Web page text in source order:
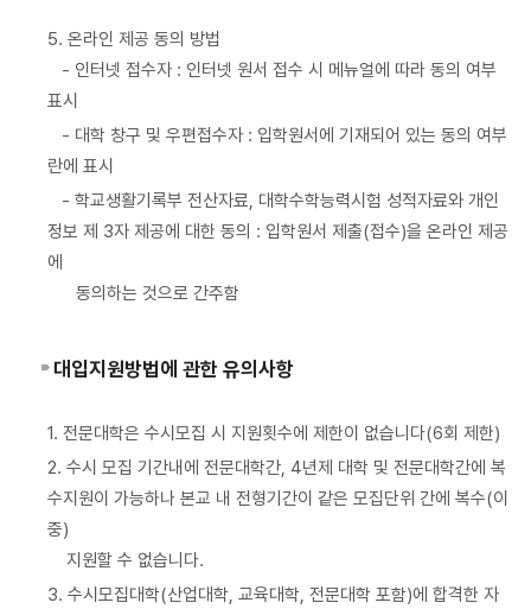
5. 온라인 제공 동의 방법
- 인터넷 접수자 : 인터넷 원서 접수 시 메뉴얼에 따라 동의 여부
표시
- 대학 창구 및 우편접수자 : 입학원서에 기재되어 있는 동의 여부
란에 표시
- 학교생활기록부 전산자료, 대학수학능력시험 성적자료와 개인
정보 제 3자 제공에 대한 동의 : 입학원서 제출(접수)을 온라인 제공
에
동의하는 것으로 간주함
대입지원방법에 관한 유의사항
1. 전문대학은 수시모집 시 지원횟수에 제한이 없습니다(6회 제한)
2. 수시 모집 기간내에 전문대학간, 4년제 대학 및 전문대학간에 복
수지원이 가능하나 본교 내 전형기간이 같은 모집단위 간에 복수(이
중)
지원할 수 없습니다.
3. 수시모집대학(산업대학, 교육대학, 전문대학 포함)에 합격한 자